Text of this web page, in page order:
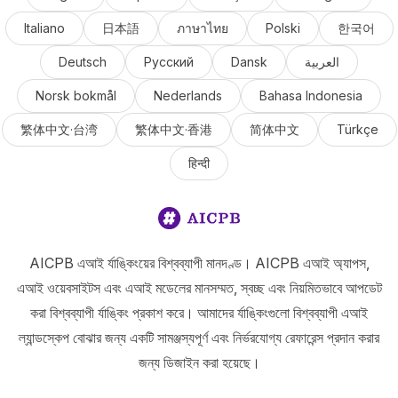
Italiano 日本語 ภาษาไทย Polski 한국어
Deutsch Русский Dansk العربية
Norsk bokmål Nederlands Bahasa Indonesia
繁体中文·台湾 繁体中文·香港 简体中文 Türkçe
हिन्दी
AICPB এআই র্যাঙ্কিংয়ের বিশ্বব্যাপী মানদণ্ড। AICPB এআই অ্যাপস,
এআই ওয়েবসাইটস এবং এআই মডেলের মানসম্মত, স্বচ্ছ এবং নিয়মিতভাবে আপডেট
করা বিশ্বব্যাপী র্যাঙ্কিং প্রকাশ করে। আমাদের র্যাঙ্কিংগুলো বিশ্বব্যাপী এআই
ল্যান্ডস্কেপ বোঝার জন্য একটি সামঞ্জস্যপূর্ণ এবং নির্ভরযোগ্য রেফারেন্স প্রদান করার
জন্য ডিজাইন করা হয়েছে।